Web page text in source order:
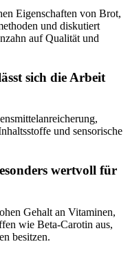
Eigenschaften von Brot,
und diskutiert
auf Qualität und
sich die Arbeit
und sensorische
wertvoll für
Gehalt an Vitaminen,
wie Beta-Carotin aus,
besitzen.